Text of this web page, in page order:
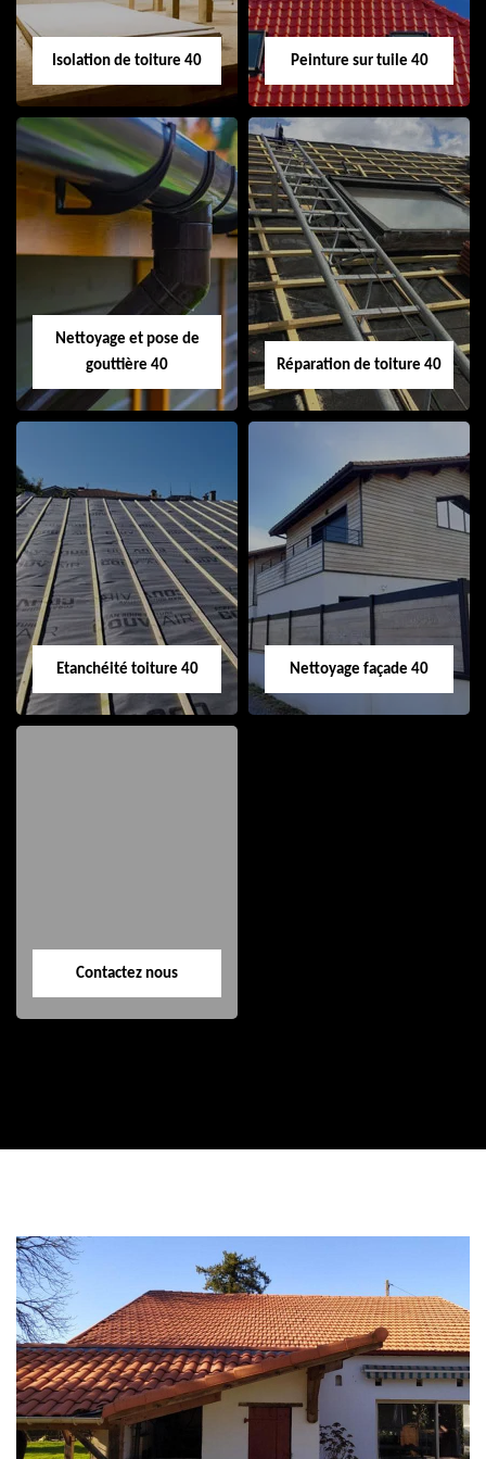
Isolation de toiture 40
Isolation de toiture
40
Peinture sur tuile 40
Peinture sur tuile
40
Nettoyage et pose de
gouttière 40
Nettoyage et pose
de gouttière 40
Réparation de toiture 40
Réparation de
toiture 40
Etanchéité toiture 40 Nettoyage façade 40
Contactez nous